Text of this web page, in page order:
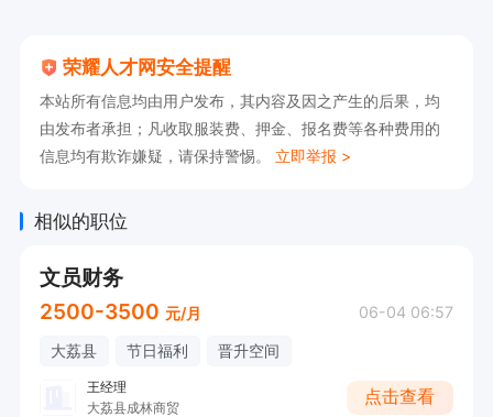
荣耀人才网安全提醒
本站所有信息均由用户发布，其内容及因之产生的后果，均
由发布者承担；凡收取服装费、押金、报名费等各种费用的
信息均有欺诈嫌疑，请保持警惕。 立即举报 >
相似的职位
文员财务
2500-3500 元/月 06-04 06:57
大荔县 节日福利 晋升空间
王经理
大荔县成林商贸
点击查看